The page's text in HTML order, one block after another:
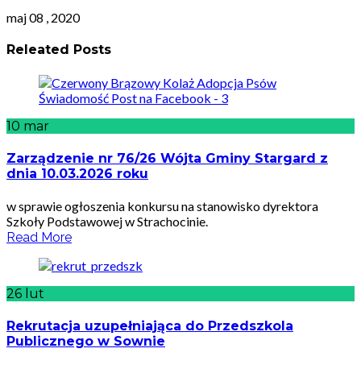
maj 08 , 2020
Releated Posts
10 mar
Zarządzenie nr 76/26 Wójta Gminy Stargard z
dnia 10.03.2026 roku
w sprawie ogłoszenia konkursu na stanowisko dyrektora
Szkoły Podstawowej w Strachocinie.
Read More
26 lut
Rekrutacja uzupełniająca do Przedszkola
Publicznego w Sownie